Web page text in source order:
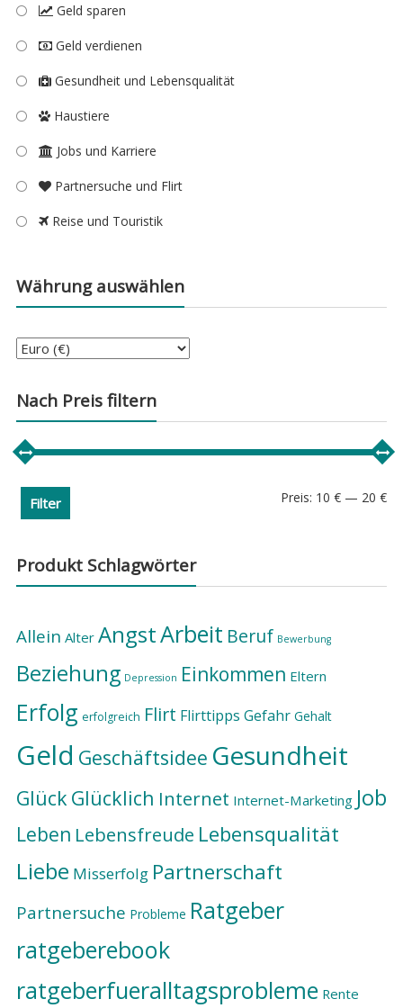
Geld sparen
Geld verdienen
Gesundheit und Lebensqualität
Haustiere
Jobs und Karriere
Partnersuche und Flirt
Reise und Touristik
Währung auswählen
Nach Preis filtern
Filter Preis: 10 € — 20 €
Produkt Schlagwörter
Allein Alter AngstArbeit Beruf Bewerbung
Beziehung Depression Einkommen Eltern
Erfolg erfolgreich Flirt Flirttipps Gefahr Gehalt
Geld Geschäftsidee Gesundheit
Glück Glücklich Internet Internet-Marketing Job
Leben Lebensfreude Lebensqualität
Liebe Misserfolg Partnerschaft
Partnersuche Probleme Ratgeber
ratgeberebook
ratgeberfueralltagsprobleme Rente